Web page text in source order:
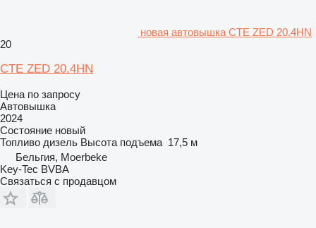
новая автовышка CTE ZED 20.4HN
20
CTE ZED 20.4HN
Цена по запросу
Автовышка
2024
Состояние новый
Топливо дизель Высота подъема 17,5 м
Бельгия, Moerbeke
Key-Tec BVBA
Связаться с продавцом